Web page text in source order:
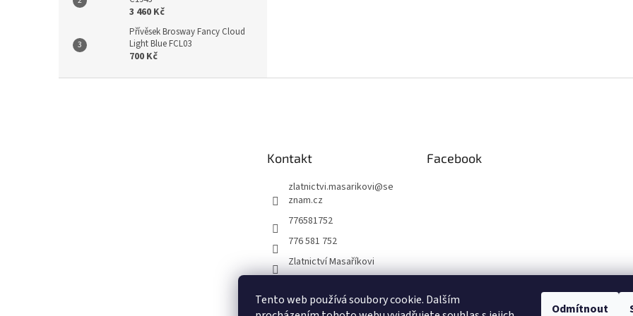
Tento web používá soubory cookie. Dalším
Odmítnout
3 460 Kč
Přívěsek Brosway Fancy Cloud
Light Blue FCL03
700 Kč
Kontakt
zlatnictvi.masarikovi@se
znam.cz
776581752
776 581 752
Zlatnictví Masaříkovi
Facebook
Formuláře